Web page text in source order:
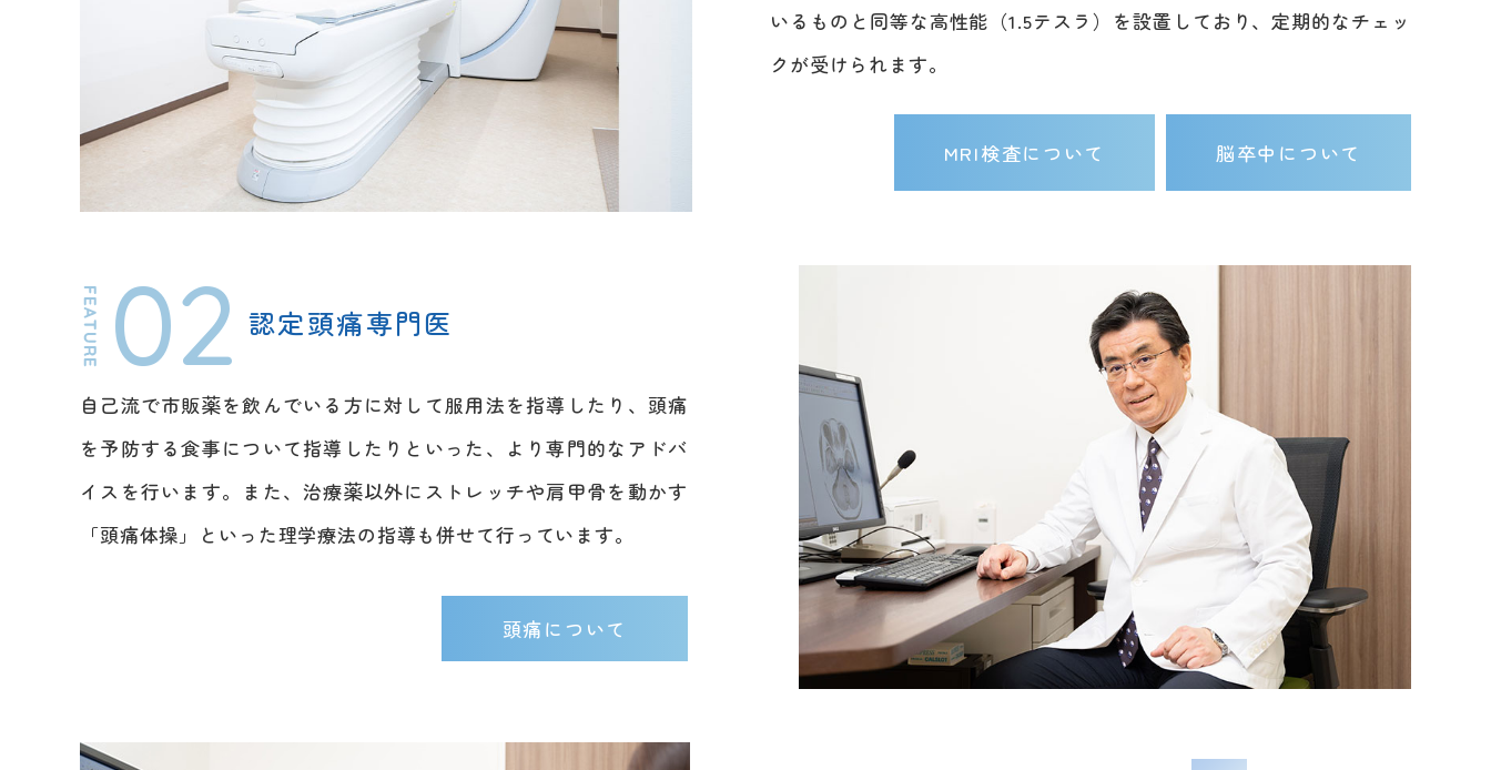
いるものと同等な高性能（1.5テスラ）を設置しており、定期的なチェッ
クが受けられます。
MRI検査について 脳卒中について
認定頭痛専門医
02
自己流で市販薬を飲んでいる方に対して服用法を指導したり、頭痛
を予防する食事について指導したりといった、より専門的なアドバ
イスを行います。また、治療薬以外にストレッチや肩甲骨を動かす
「頭痛体操」といった理学療法の指導も併せて行っています。
頭痛について